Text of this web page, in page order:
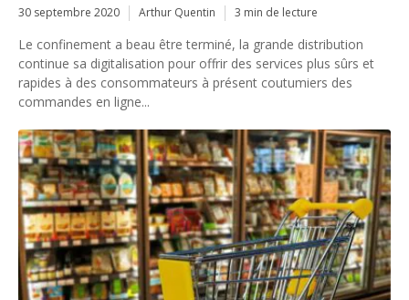
30 septembre 2020 Arthur Quentin 3 min de lecture
Le confinement a beau être terminé, la grande distribution
continue sa digitalisation pour offrir des services plus sûrs et
rapides à des consommateurs à présent coutumiers des
commandes en ligne...